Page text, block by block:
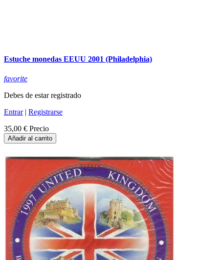
Estuche monedas EEUU 2001 (Philadelphia)
favorite
Debes de estar registrado
Entrar| Registrarse
35,00 € Precio
Añadir al carrito